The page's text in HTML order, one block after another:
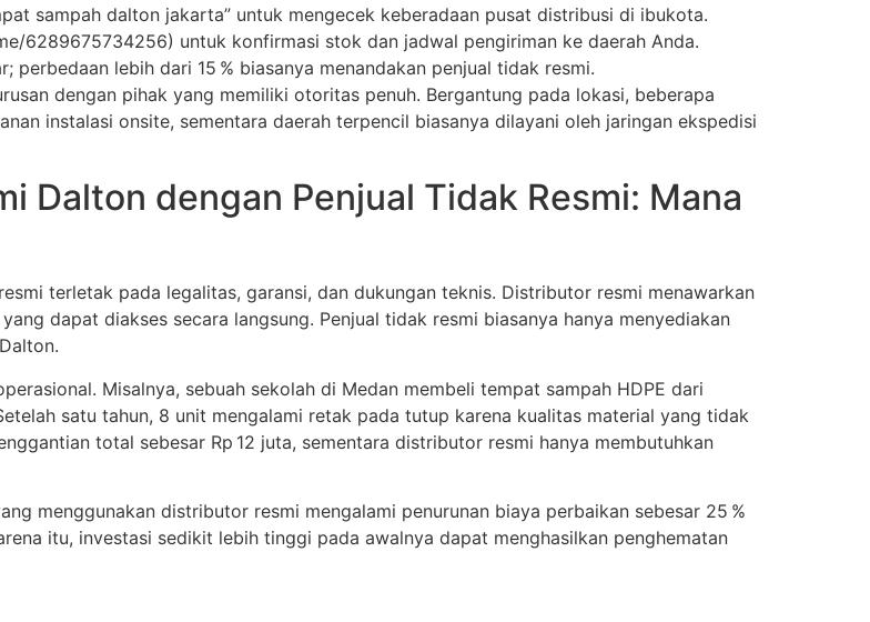
sampah dalton jakarta” untuk mengecek keberadaan pusat distribusi di ibukota.
6289675734256) untuk konfirmasi stok dan jadwal pengiriman ke daerah Anda.
perbedaan lebih dari 15 % biasanya menandakan penjual tidak resmi.
dengan pihak yang memiliki otoritas penuh. Bergantung pada lokasi, beberapa
instalasi onsite, sementara daerah terpencil biasanya dilayani oleh jaringan ekspedisi
Dalton dengan Penjual Tidak Resmi: Mana
terletak pada legalitas, garansi, dan dukungan teknis. Distributor resmi menawarkan
dapat diakses secara langsung. Penjual tidak resmi biasanya hanya menyediakan
Misalnya, sebuah sekolah di Medan membeli tempat sampah HDPE dari
satu tahun, 8 unit mengalami retak pada tutup karena kualitas material yang tidak
total sebesar Rp 12 juta, sementara distributor resmi hanya membutuhkan
menggunakan distributor resmi mengalami penurunan biaya perbaikan sebesar 25 %
itu, investasi sedikit lebih tinggi pada awalnya dapat menghasilkan penghematan